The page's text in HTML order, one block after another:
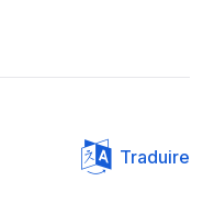
Traduire